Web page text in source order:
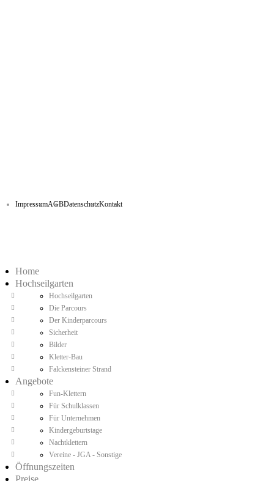
ImpressumAGBDatenschutzKontakt
Home
Hochseilgarten
Hochseilgarten
Die Parcours
Der Kinderparcours
Sicherheit
Bilder
Kletter-Bau
Falckensteiner Strand
Angebote
Fun-Klettern
Für Schulklassen
Für Unternehmen
Kindergeburtstage
Nachtklettern
Vereine - JGA - Sonstige
Öffnungszeiten
Preise